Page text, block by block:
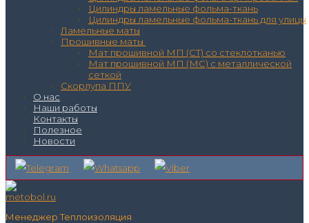
Цилиндры ламельные фольма-ткань
Цилиндры ламельные фольма-ткань для улицы
Ламельные маты
Прошивные маты
Мат прошивной МП (СТ) со стеклотканью
Мат прошивной МП (МС) с металлической
сеткой
Скорлупа ППУ
О нас
Наши работы
Контакты
Полезное
Новости
Менеджер Теплоизоляция